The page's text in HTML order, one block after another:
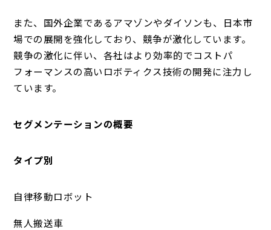
また、国外企業であるアマゾンやダイソンも、日本市
場での展開を強化しており、競争が激化しています。
競争の激化に伴い、各社はより効率的でコストパ
フォーマンスの高いロボティクス技術の開発に注力し
ています。
セグメンテーションの概要
タイプ別
自律移動ロボット
無人搬送車